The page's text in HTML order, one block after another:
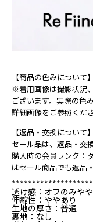
【商品の色みについて】
※着用画像は撮影状況
ございます。実際の色
詳細画像をご参照くださ
【返品・交換について】
セール品は、返品・交
購入時の会員ランク：
はセール商品でも返品
透け感：オフのみや
伸縮性：ややあり
生地の厚さ：普通
裏地：なし